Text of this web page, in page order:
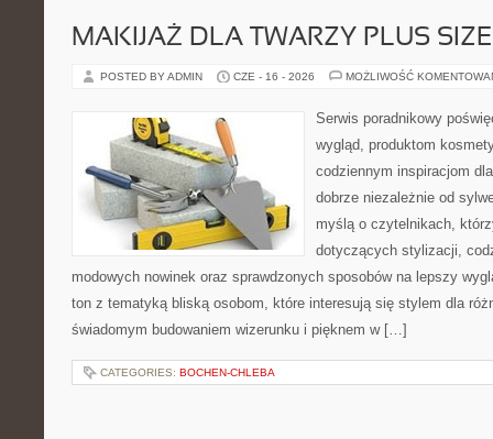
MAKIJAŻ DLA TWARZY PLUS SIZE
POSTED BY ADMIN CZE - 16 - 2026 MOŻLIWOŚĆ
Serwis poradnikowy
wygląd, produktom
codziennym inspiracjom
dobrze niezależnie od
myślą o czytelnikach,
dotyczących stylizacji,
modowych nowinek oraz sprawdzonych sposobów na lepszy
ton z tematyką bliską osobom, które interesują się stylem dla
świadomym budowaniem wizerunku i pięknem w […]
CATEGORIES: BOCHEN-CHLEBA